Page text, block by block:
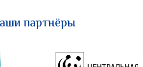
партнёры